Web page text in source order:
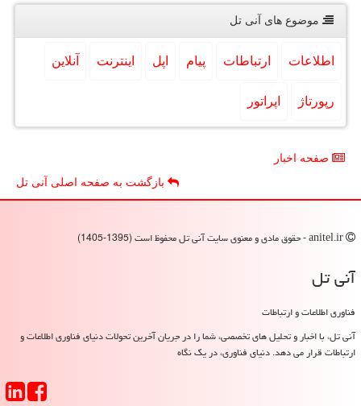
موضوع های آنی تل
اطلاعات ارتباطات پیام اپل اینترنت آنلاین
رپورتاژ اپراتور
صفحه اخبار
بازگشت به صفحه اصلی آنی تل
آنی تل
فناوری اطلاعات و ارتباطات
آنی تل، با اخبار و تحلیل های تخصصی، شما را در جریان آخرین تحولات دنیای فناوری اطلاعات و
ارتباطات قرار می دهد. دنیای فناوری، در یک نگاه